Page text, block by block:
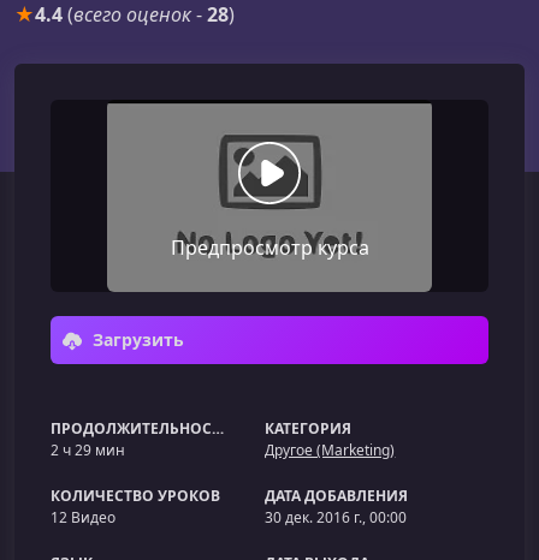
★4.4(всего оценок-28)
Предпросмотр курса
Загрузить
ПРОДОЛЖИТЕЛЬНОСТЬ
2 ч 29 мин
КАТЕГОРИЯ
Другое (Marketing)
КОЛИЧЕСТВО УРОКОВ
12 Видео
ДАТА ДОБАВЛЕНИЯ
30 дек. 2016 г., 00:00